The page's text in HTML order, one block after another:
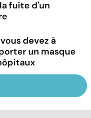
fuite d'un
devez à
un masque